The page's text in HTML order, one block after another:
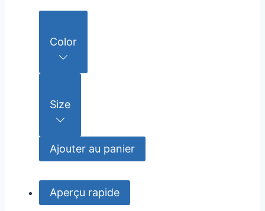
Color
Size
Ajouter au panier
Aperçu rapide